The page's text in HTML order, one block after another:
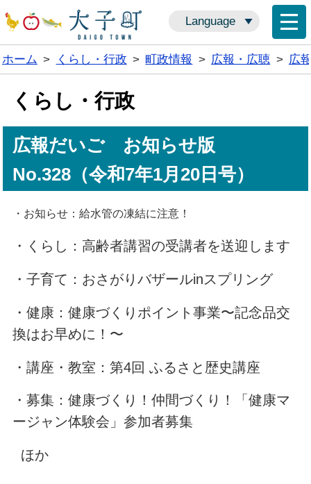
Language
ホーム > くらし・行政 > 町政情報 > 広報・広聴 > 広
くらし・行政
広報だいご お知らせ版
No.328（令和7年1月20日号）
・お知らせ：給水管の凍結に注意！
・くらし：高齢者講習の受講者を送迎します
・子育て：おさがりバザールinスプリング
・健康：健康づくりポイント事業〜記念品交
換はお早めに！〜
・講座・教室：第4回 ふるさと歴史講座
・募集：健康づくり！仲間づくり！「健康マ
ージャン体験会」参加者募集
ほか